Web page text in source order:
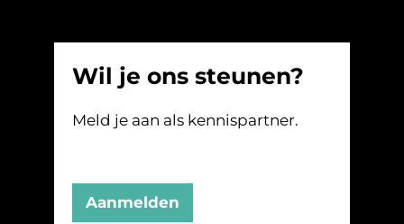
Wil je ons steunen?
Meld je aan als kennispartner.
Aanmelden